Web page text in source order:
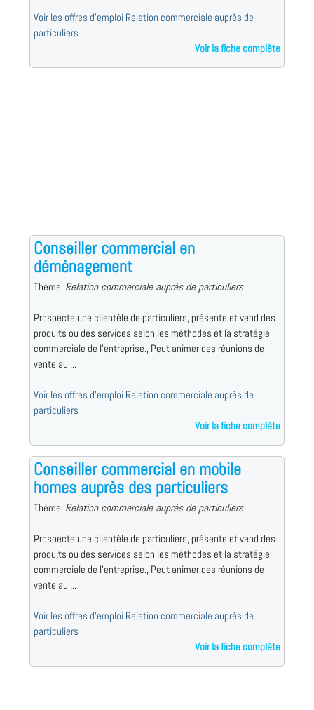
Voir les offres d'emploi Relation commerciale auprès de
particuliers
Voir la fiche complète
Conseiller commercial en
déménagement
Thème: Relation commerciale auprès de particuliers
Prospecte une clientèle de particuliers, présente et vend des
produits ou des services selon les méthodes et la stratégie
commerciale de l'entreprise., Peut animer des réunions de
vente au ...
Voir les offres d'emploi Relation commerciale auprès de
particuliers
Voir la fiche complète
Conseiller commercial en mobile
homes auprès des particuliers
Thème: Relation commerciale auprès de particuliers
Prospecte une clientèle de particuliers, présente et vend des
produits ou des services selon les méthodes et la stratégie
commerciale de l'entreprise., Peut animer des réunions de
vente au ...
Voir les offres d'emploi Relation commerciale auprès de
particuliers
Voir la fiche complète